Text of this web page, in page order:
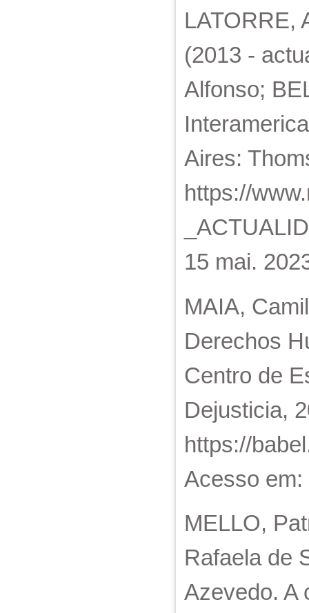
LATORRE,
(2013 -
Alfonso;
Aires:
https://
15 mai.
MAIA,
Derechos
Centro de
Dejusticia,
https://
Acesso
MELLO,
Rafaela de
Azevedo. A